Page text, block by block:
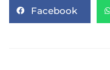
Facebook